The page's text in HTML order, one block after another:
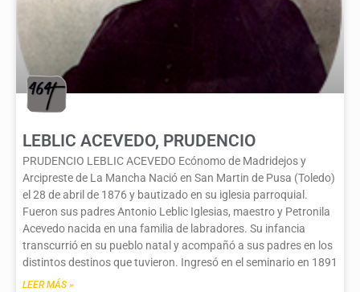
LEBLIC ACEVEDO, PRUDENCIO
PRUDENCIO LEBLIC ACEVEDO Ecónomo de Madridejos y
Arcipreste de La Mancha Nació en San Martin de Pusa (Toledo)
el 28 de abril de 1876 y bautizado en su iglesia parroquial.
Fueron sus padres Antonio Leblic Iglesias, maestro y Petronila
Acevedo nacida en una familia de labradores. Su infancia
transcurrió en su pueblo natal y acompañó a sus padres en los
distintos destinos que tuvieron. Ingresó en el seminario en 1891
LEER MÁS »